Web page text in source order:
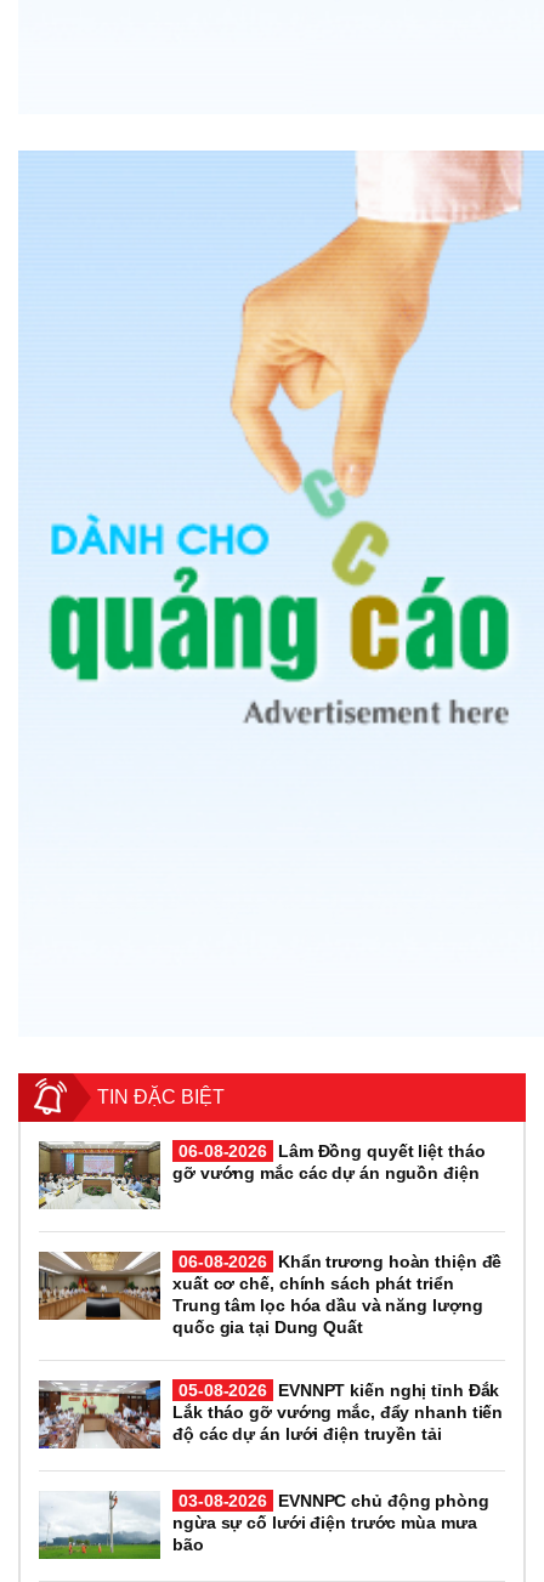
TIN ĐẶC BIỆT
06-08-2026
Lâm Đồng quyết liệt tháo
gỡ vướng mắc các dự án nguồn điện
06-08-2026
Khẩn trương hoàn thiện đề
xuất cơ chế, chính sách phát triển
Trung tâm lọc hóa dầu và năng lượng
quốc gia tại Dung Quất
05-08-2026
EVNNPT kiến nghị tỉnh Đắk
Lắk tháo gỡ vướng mắc, đẩy nhanh tiến
độ các dự án lưới điện truyền tải
03-08-2026
EVNNPC chủ động phòng
ngừa sự cố lưới điện trước mùa mưa
bão